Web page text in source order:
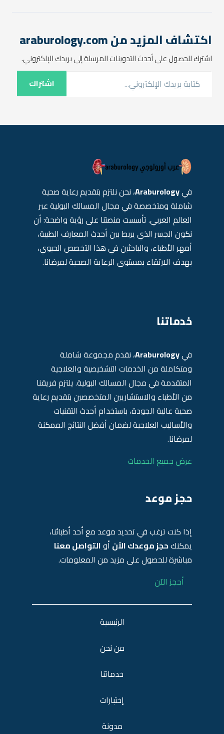
اكتشاف المزيد من araburology.com
اشترك للحصول على أحدث التدوينات المرسلة إلى بريدك الإلكتروني.
اشتراك
فيAraburology، نحن نلتزم بتقديم رعاية صحية
شاملة ومتخصصة في مجال المسالك البولية عبر
العالم العربي. تأسست منصتنا على رؤية واضحة: أن
نكون الجسر الذي يربط بين أحدث المعارف الطبية،
أمهر الأطباء، والباحثين في هذا التخصص الحيوي،
بهدف الارتقاء بمستوى الرعاية الصحية لمرضانا.
خدماتنا
فيAraburology، نقدم مجموعة شاملة
ومتكاملة من الخدمات التشخيصية والعلاجية
المتقدمة في مجال المسالك البولية. يلتزم فريقنا
من الأطباء والاستشاريين المتخصصين بتقديم رعاية
صحية عالية الجودة، باستخدام أحدث التقنيات
والأساليب العلاجية لضمان أفضل النتائج الممكنة
لمرضانا.
عرض جميع الخدمات
حجز موعد
إذا كنت ترغب في تحديد موعد مع أحد أطبائنا،
يمكنكحجز موعدك الآن أوالتواصل معنا
مباشرة للحصول على مزيد من المعلومات.
أحجز الآن
الرئيسية
من نحن
خدماتنا
إختبارات
مدونة